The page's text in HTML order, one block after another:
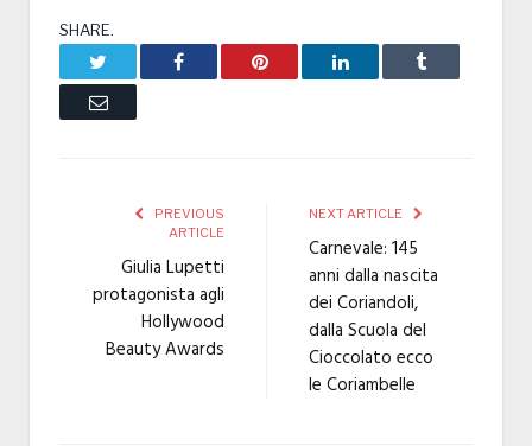
SHARE.
Facebook Pinterest LinkedIn Tumblr
Email
PREVIOUS
ARTICLE
Giulia Lupetti
protagonista agli
Hollywood
Beauty Awards
NEXT ARTICLE
Carnevale: 145
anni dalla nascita
dei Coriandoli,
dalla Scuola del
Cioccolato ecco
le Coriambelle